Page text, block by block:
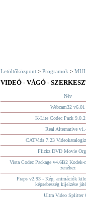
Letöltőközpont > Programok >
VIDEÓ - VÁGÓ -
Név
Webcam32 v6.01
K-Lite Codec Pack
Real Alternative
CATVids 7.23
Flickz DVD Movie
Vista Codec Package v4.6B2 Kodek-
zenéhez
Fraps v2.93 - Kép, animációk
képsebesség kijelzése
Ultra Video Splitter